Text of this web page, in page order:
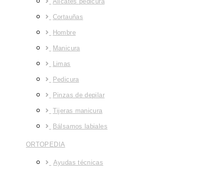
Cortauñas
Hombre
Manicura
Limas
Pedicura
Pinzas de depilar
Tijeras manicura
Bálsamos labiales
ORTOPEDIA
Ayudas técnicas